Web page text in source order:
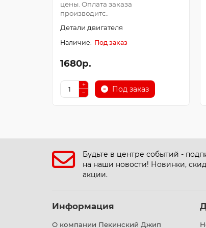
цены. Оплата заказа
производитс..
Детали двигателя
Под заказ
1680р.
Под заказ
Будьте в центре событий -
на наши новости! Новинки,
акции.
Информация
О компании Пекинский Джип